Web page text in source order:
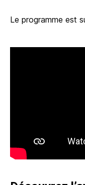
Le programme est